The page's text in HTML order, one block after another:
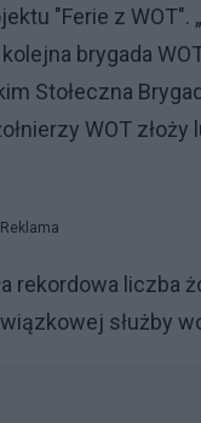
"Ferie z WOT".
brygada
Stołeczna
WOT złoży
Reklama
rekordowa liczba
służby